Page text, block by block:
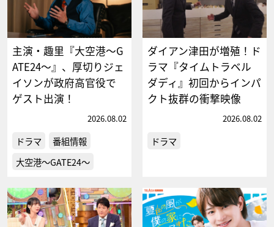
主演・趣里『大空港～G
ATE24～』、厚切りジェ
イソンが政府高官役で
ゲスト出演！
2026.08.02
ドラマ
番組情報
大空港～GATE24～
ダイアン津田が増殖！ド
ラマ『タイムトラベル
ダディ』初回からインパ
クト抜群の衝撃映像
2026.08.02
ドラマ